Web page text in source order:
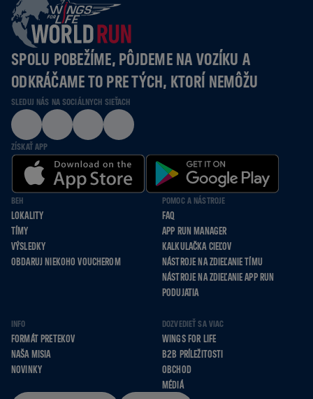
SPOLU POBEŽÍME, PÔJDEME NA VOZÍKU A
ODKRÁČAME TO PRE TÝCH, KTORÍ NEMÔŽU
SLEDUJ NÁS NA SOCIÁLNYCH SIEŤACH
ZÍSKAŤ APP
BEH
LOKALITY
TÍMY
VÝSLEDKY
OBDARUJ NIEKOHO VOUCHEROM
POMOC A NÁSTROJE
FAQ
APP RUN MANAGER
KALKULAČKA CIEĽOV
NÁSTROJE NA ZDIEĽANIE TÍMU
NÁSTROJE NA ZDIEĽANIE APP RUN
PODUJATIA
INFO
FORMÁT PRETEKOV
NAŠA MISIA
NOVINKY
DOZVEDIEŤ SA VIAC
WINGS FOR LIFE
B2B PRÍLEŽITOSTI
OBCHOD
MÉDIÁ